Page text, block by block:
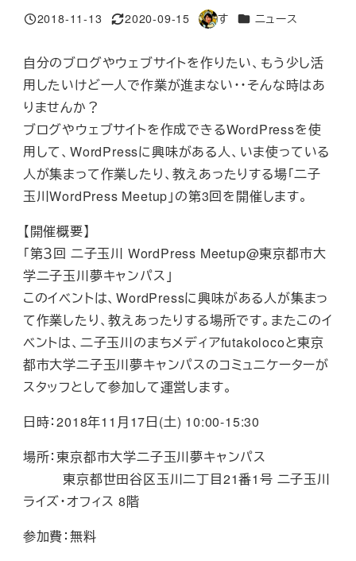
投稿日
2018-11-13
更新日
2020-09-15
著
す カテゴリー
ニュース
自分のブログやウェブサイトを作りたい、もう少し活
用したいけど一人で作業が進まない・・そんな時はあ
りませんか？
ブログやウェブサイトを作成できるWordPressを使
用して、WordPressに興味がある人、いま使っている
人が集まって作業したり、教えあったりする場「二子
玉川WordPress Meetup」の第3回を開催します。
【開催概要】
「第３回 二子玉川 WordPress Meetup@東京都市大
学二子玉川夢キャンパス」
このイベントは、WordPressに興味がある人が集まっ
て作業したり、教えあったりする場所です。またこのイ
ベントは、二子玉川のまちメディアfutakolocoと東京
都市大学二子玉川夢キャンパスのコミュニケーターが
スタッフとして参加して運営します。
日時：2018年11月17日(土) 10:00-15:30
場所：東京都市大学二子玉川夢キャンパス
東京都世田谷区玉川二丁目21番1号 二子玉川
ライズ・オフィス 8階
参加費：無料